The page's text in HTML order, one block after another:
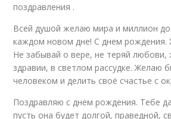
поздравления .
Всей душой желаю мира и миллион
каждом новом дне! С днем рождения.
Не забывай о вере, не теряй
здравии, в светлом рассудке. Желаю
человеком и делить своё счастье с
Поздравляю с днем рождения. Тебе
пусть она будет долгой, праведной,